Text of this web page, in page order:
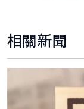
相關新聞